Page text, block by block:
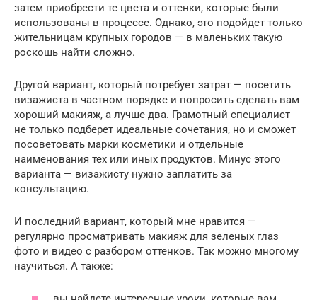
затем приобрести те цвета и оттенки, которые были
использованы в процессе. Однако, это подойдет только
жительницам крупных городов — в маленьких такую
роскошь найти сложно.
Другой вариант, который потребует затрат — посетить
визажиста в частном порядке и попросить сделать вам
хороший макияж, а лучше два. Грамотный специалист
не только подберет идеальные сочетания, но и сможет
посоветовать марки косметики и отдельные
наименования тех или иных продуктов. Минус этого
варианта — визажисту нужно заплатить за
консультацию.
И последний вариант, который мне нравится —
регулярно просматривать макияж для зеленых глаз
фото и видео с разбором оттенков. Так можно многому
научиться. А также: